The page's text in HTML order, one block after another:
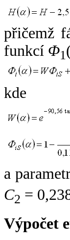
přičemž
funkcí Φ1
kde
a
C2 =
Výpočet